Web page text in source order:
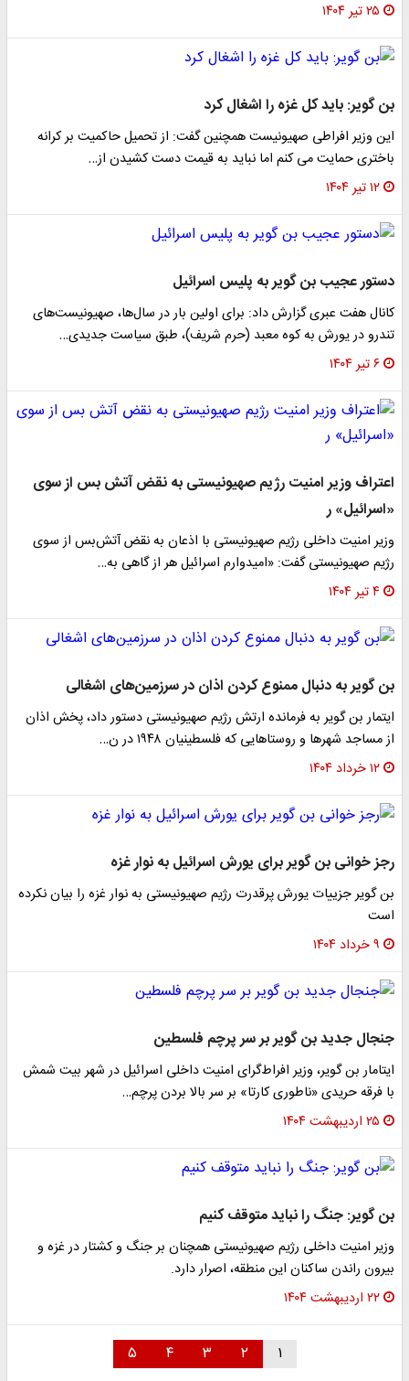
۲۵ تیر ۱۴۰۴
بن گویر: باید کل غزه را اشغال کرد
این وزیر افراطی صهیونیست همچنین گفت: از تحمیل حاکمیت بر کرانه
باختری حمایت می کنم اما نباید به قیمت دست کشیدن از…
۱۲ تیر ۱۴۰۴
دستور عجیب بن گویر به پلیس اسرائیل
کانال هفت عبری گزارش داد: برای اولین بار در سال‌ها، صهیونیست‌های
تندرو در یورش به کوه معبد (حرم شریف)، طبق سیاست جدیدی…
۶ تیر ۱۴۰۴
اعتراف وزیر امنیت رژیم صهیونیستی به نقض آتش بس از سوی
«اسرائیل» ر
وزیر امنیت داخلی رژیم صهیونیستی با اذعان به نقض آتش‌بس از سوی
رژیم صهیونیستی گفت: «امیدوارم اسرائیل هر از گاهی به…
۴ تیر ۱۴۰۴
بن گویر به دنبال ممنوع کردن اذان در سرزمین‌های اشغالی
ایتمار بن گویر به فرمانده ارتش رژیم صهیونیستی دستور داد، پخش اذان
از مساجد شهرها و روستاهایی که فلسطینیان ۱۹۴۸ در ن…
۱۲ خرداد ۱۴۰۴
رجز خوانی بن گویر برای یورش اسرائیل به نوار غزه
بن گویر جزییات یورش پرقدرت رژیم صهیونیستی به نوار غزه را بیان نکرده
است
۹ خرداد ۱۴۰۴
جنجال جدید بن گویر بر سر پرچم فلسطین
ایتامار بن گویر، وزیر افراط‌گرای امنیت داخلی اسرائیل در شهر بیت شمش
با فرقه حریدی «ناطوری کارتا» بر سر بالا بردن پرچم…
۲۵ اردیبهشت ۱۴۰۴
بن گویر: جنگ را نباید متوقف کنیم
وزیر امنیت داخلی رژیم صهیونیستی همچنان بر جنگ و کشتار در غزه و
بیرون راندن ساکنان این منطقه، اصرار دارد.
۲۲ اردیبهشت ۱۴۰۴
۱ ۲ ۳ ۴ ۵